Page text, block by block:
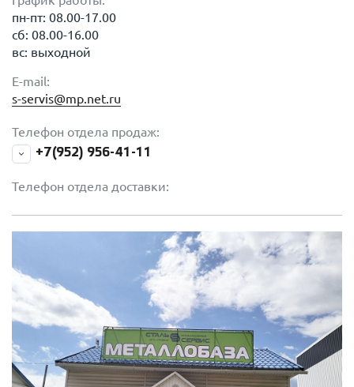
пн-пт: 08.00-17.00
сб: 08.00-16.00
вс: выходной
E-mail:
s-servis@mp.net.ru
Телефон отдела продаж:
+7(952) 956-41-11
Телефон отдела доставки: